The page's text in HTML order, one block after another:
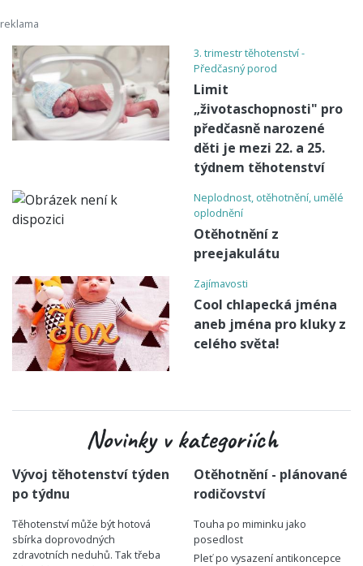
3. trimestr těhotenství -
Předčasný porod
Limit
„životaschopnosti" pro
předčasně narozené
děti je mezi 22. a 25.
týdnem těhotenství
Neplodnost, otěhotnění, umělé
oplodnění
Otěhotnění z
preejakulátu
Zajímavosti
Cool chlapecká jména
aneb jména pro kluky z
celého světa!
Novinky v kategoriích
Vývoj těhotenství týden
po týdnu
Těhotenství může být hotová
sbírka doprovodných
zdravotních neduhů. Tak třeba
Otěhotnění - plánované
rodičovství
Touha po miminku jako
posedlost
Pleť po vysazení antikoncepce